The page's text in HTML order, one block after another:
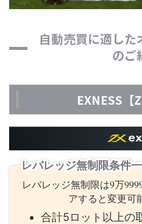
自動売買に適し
のご
EXNESS【
レバレッジ無制限条件
レバレッジ無制限は9万
アすると変更可
合計5ロット以上の